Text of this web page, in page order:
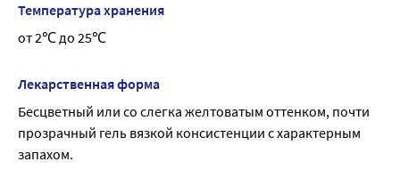
Температура хранения
от 2℃ до 25℃
Лекарственная форма
Бесцветный или со слегка желтоватым оттенком, почти
прозрачный гель вязкой консистенции с характерным
запахом.